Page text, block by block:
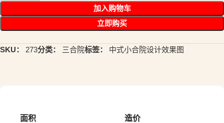
加入购物车
立即购买
SKU： 273分类： 三合院标签： 中式小合院设计效果图
面积 造价